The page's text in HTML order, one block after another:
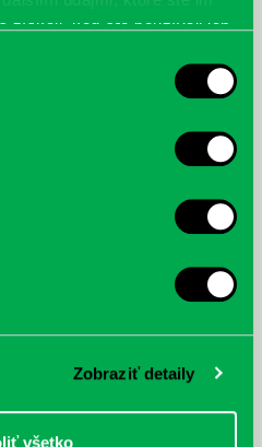
získali, keď ste používali ich
Zobraziť detaily
všetko